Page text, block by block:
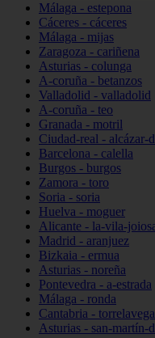
Málaga - estepona
Cáceres - cáceres
Málaga - mijas
Zaragoza - cariñena
Asturias - colunga
A-coruña - betanzos
Valladolid - valladolid
A-coruña - teo
Granada - motril
Ciudad-real - alcázar-
Barcelona - calella
Burgos - burgos
Zamora - toro
Soria - soria
Huelva - moguer
Alicante - la-vila-
Madrid - aranjuez
Bizkaia - ermua
Asturias - noreña
Pontevedra - a-estrada
Málaga - ronda
Cantabria - torrelavega
Asturias - san-martín-